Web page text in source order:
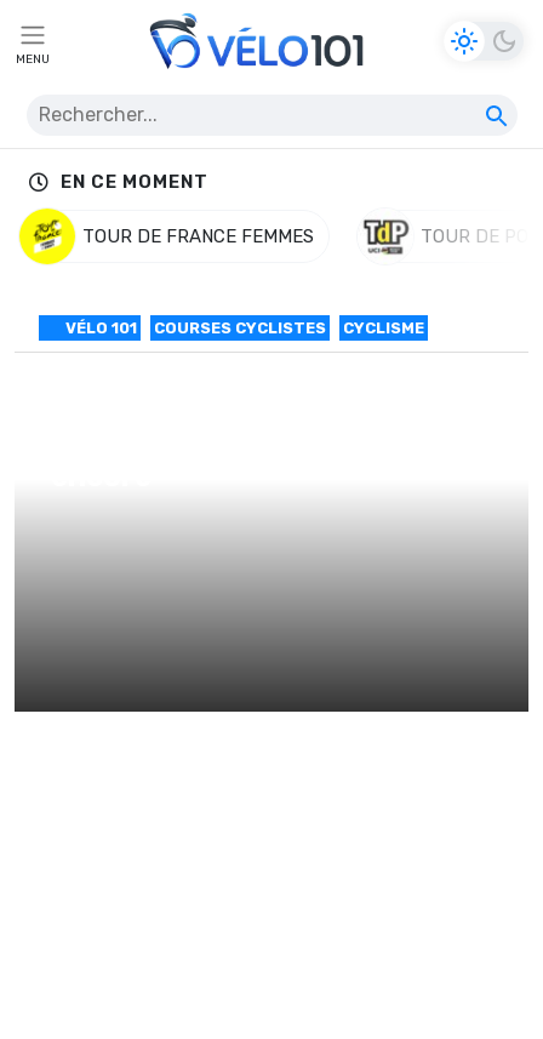
MENU
EN CE MOMENT
TOUR DE FRANCE FEMMES TOUR DE
VÉLO 101 COURSES CYCLISTES CYCLISME